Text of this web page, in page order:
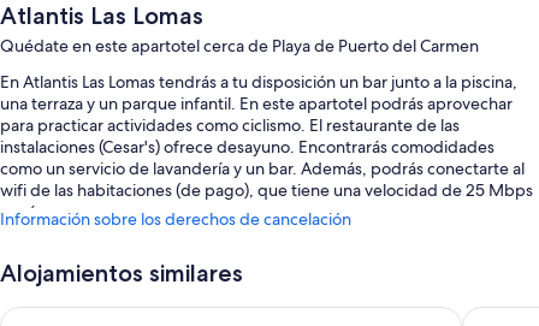
Atlantis Las Lomas
Quédate en este apartotel cerca de Playa de Puerto del Carmen
En Atlantis Las Lomas tendrás a tu disposición un bar junto a la piscina,
una terraza y un parque infantil. En este apartotel podrás aprovechar
para practicar actividades como ciclismo. El restaurante de las
instalaciones (Cesar's) ofrece desayuno. Encontrarás comodidades
como un servicio de lavandería y un bar. Además, podrás conectarte al
wifi de las habitaciones (de pago), que tiene una velocidad de 25 Mbps
o más.
4 piscinas al aire libre y una piscina infantil, con tumbonas
Información sobre los derechos de cancelación
Alojamientos similares
Apartamentos Tisalaya